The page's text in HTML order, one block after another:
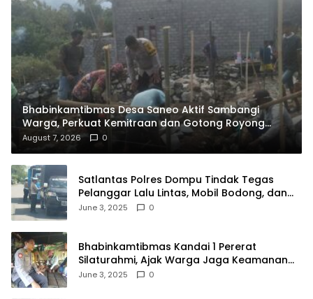
Bhabinkamtibmas Desa Saneo Aktif Sambangi
Warga, Perkuat Kemitraan dan Gotong Royong
Jaga Kamtibmas
August 7, 2026 0
Satlantas Polres Dompu Tindak Tegas
Pelanggar Lalu Lintas, Mobil Bodong, dan
Kendaraan Tak Bayar Pajak
June 3, 2025 0
Bhabinkamtibmas Kandai 1 Pererat
Silaturahmi, Ajak Warga Jaga Keamanan
Lingkungan
June 3, 2025 0